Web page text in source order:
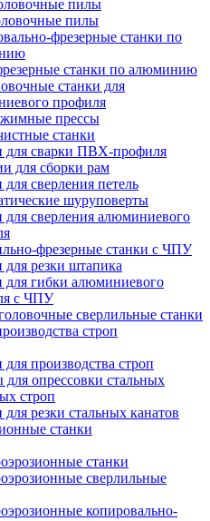
пилы
пилы
фрезерные станки по
станки по алюминию
станки для
профиля
прессы
станки
для сварки ПВХ-профиля
для сборки рам
сверления петель
шуруповерты
для сверления алюминиевого
фрезерные станки с ЧПУ
для резки штапика
для гибки алюминиевого
с ЧПУ
сверлильные станки
строп
производства строп
для опрессовки стальных
строп
резки стальных канатов
станки
станки
сверлильные
копировально-